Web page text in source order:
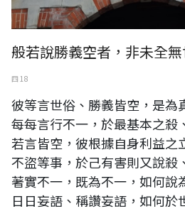
般若說勝義空者，非未全
四 18
彼等言世俗、勝義皆空，是為
每每言行不一，於最基本之殺
若言皆空，彼根據自身利益之
不盜等事，於己有害則又說殺
著實不一，既為不一，如何說
日日妄語、稱讚妄語，如何於